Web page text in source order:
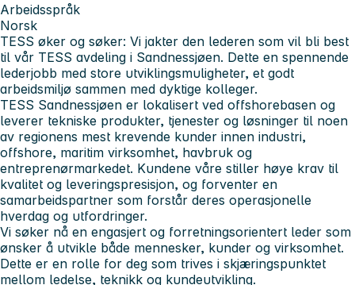
Arbeidsspråk
Norsk
TESS øker og søker: Vi jakter den lederen som vil bli best
til vår TESS avdeling i Sandnessjøen. Dette en spennende
lederjobb med store utviklingsmuligheter, et godt
arbeidsmiljø sammen med dyktige kolleger.
TESS Sandnessjøen er lokalisert ved offshorebasen og
leverer tekniske produkter, tjenester og løsninger til noen
av regionens mest krevende kunder innen industri,
offshore, maritim virksomhet, havbruk og
entreprenørmarkedet. Kundene våre stiller høye krav til
kvalitet og leveringspresisjon, og forventer en
samarbeidspartner som forstår deres operasjonelle
hverdag og utfordringer.
Vi søker nå en engasjert og forretningsorientert leder som
ønsker å utvikle både mennesker, kunder og virksomhet.
Dette er en rolle for deg som trives i skjæringspunktet
mellom ledelse, teknikk og kundeutvikling.